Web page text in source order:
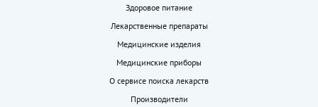
Здоровое питание
Лекарственные препараты
Медицинские изделия
Медицинские приборы
О сервисе поиска лекарств
Производители